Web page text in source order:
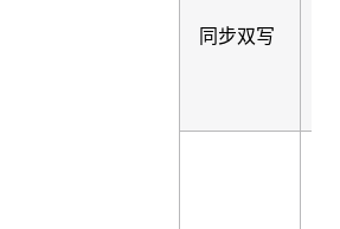
同步双写